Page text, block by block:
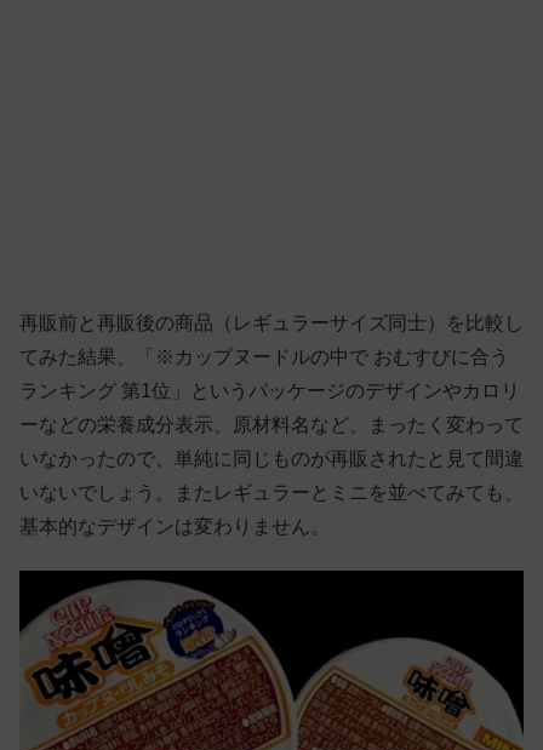
再販前と再販後の商品（レギュラーサイズ同士）を比較し
てみた結果、「※カップヌードルの中で おむすびに合う
ランキング 第1位」というパッケージのデザインやカロリ
ーなどの栄養成分表示、原材料名など、まったく変わって
いなかったので、単純に同じものが再販されたと見て間違
いないでしょう。またレギュラーとミニを並べてみても、
基本的なデザインは変わりません。